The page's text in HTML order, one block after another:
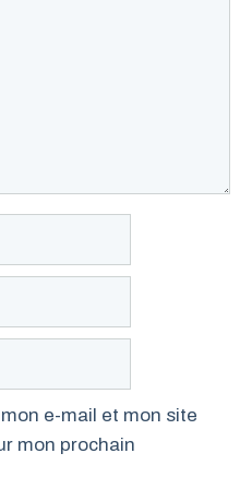
e-mail et mon site
mon prochain